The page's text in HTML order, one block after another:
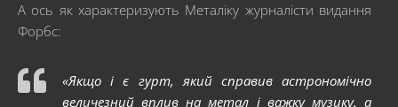
А ось як характеризують Металіку журналісти видання
Форбс:
«Якщо і є гурт, який справив астрономічно
величезний вплив на метал і важку музику, а